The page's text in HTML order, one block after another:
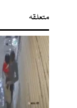
متعلقہ